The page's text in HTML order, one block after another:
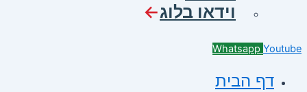
וידאו בלוג
Whatsapp Youtube
דף הבית